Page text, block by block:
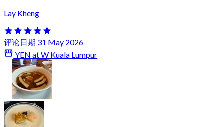
Lay Kheng
评论日期 31 May 2026
YEN at W Kuala Lumpur